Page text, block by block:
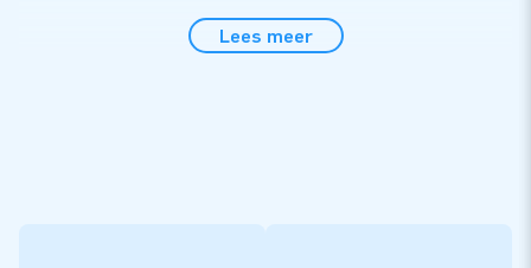
In slechts 10 minuten op te zetten
Lees meer